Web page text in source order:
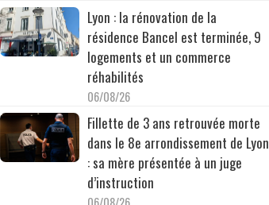
Lyon : la rénovation de la
résidence Bancel est terminée, 9
logements et un commerce
réhabilités
06/08/26
Fillette de 3 ans retrouvée morte
dans le 8e arrondissement de Lyon
: sa mère présentée à un juge
d’instruction